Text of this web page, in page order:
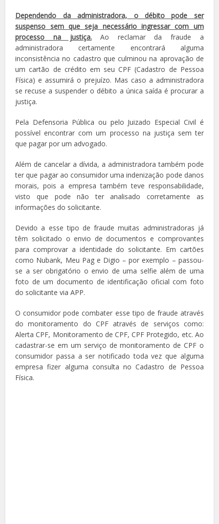
Dependendo da administradora, o débito pode ser
suspenso sem que seja necessário ingressar com um
processo na justiça.Ao reclamar da fraude a
administradora certamente encontrará alguma
inconsistência no cadastro que culminou na aprovação de
um cartão de crédito em seu CPF (Cadastro de Pessoa
Física) e assumirá o prejuízo. Mas caso a administradora
se recuse a suspender o débito a única saída é procurar a
justiça.
Pela Defensoria Pública ou pelo Juizado Especial Civil é
possível encontrar com um processo na justiça sem ter
que pagar por um advogado.
Além de cancelar a dívida, a administradora também pode
ter que pagar ao consumidor uma indenização pode danos
morais, pois a empresa também teve responsabilidade,
visto que pode não ter analisado corretamente as
informações do solicitante.
Devido a esse tipo de fraude muitas administradoras já
têm solicitado o envio de documentos e comprovantes
para comprovar a identidade do solicitante. Em cartões
como Nubank, Meu Pag e Digio – por exemplo – passou-
se a ser obrigatório o envio de uma selfie além de uma
foto de um documento de identificação oficial com foto
do solicitante via APP.
O consumidor pode combater esse tipo de fraude através
do monitoramento do CPF através de serviços como:
Alerta CPF, Monitoramento de CPF, CPF Protegido, etc. Ao
cadastrar-se em um serviço de monitoramento de CPF o
consumidor passa a ser notificado toda vez que alguma
empresa fizer alguma consulta no Cadastro de Pessoa
Física.